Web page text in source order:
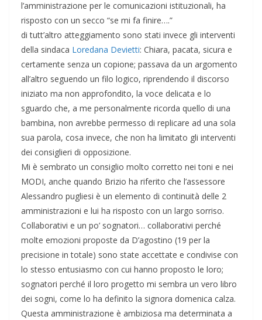
l’amministrazione per le comunicazioni istituzionali, ha
risposto con un secco “se mi fa finire….”
di tutt’altro atteggiamento sono stati invece gli interventi
della sindaca Loredana Devietti: Chiara, pacata, sicura e
certamente senza un copione; passava da un argomento
all’altro seguendo un filo logico, riprendendo il discorso
iniziato ma non approfondito, la voce delicata e lo
sguardo che, a me personalmente ricorda quello di una
bambina, non avrebbe permesso di replicare ad una sola
sua parola, cosa invece, che non ha limitato gli interventi
dei consiglieri di opposizione.
Mi è sembrato un consiglio molto corretto nei toni e nei
MODI, anche quando Brizio ha riferito che l’assessore
Alessandro pugliesi è un elemento di continuità delle 2
amministrazioni e lui ha risposto con un largo sorriso.
Collaborativi e un po’ sognatori… collaborativi perché
molte emozioni proposte da D’agostino (19 per la
precisione in totale) sono state accettate e condivise con
lo stesso entusiasmo con cui hanno proposto le loro;
sognatori perché il loro progetto mi sembra un vero libro
dei sogni, come lo ha definito la signora domenica calza.
Questa amministrazione è ambiziosa ma determinata a